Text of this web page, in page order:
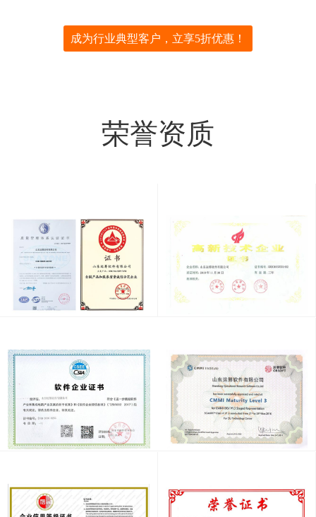
成为行业典型客户，立享5折优惠！
荣誉资质